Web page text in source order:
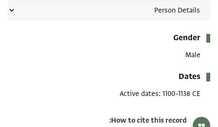
Gender
Male
Dates
Active dates 1100–1138 CE
How to cite this record: